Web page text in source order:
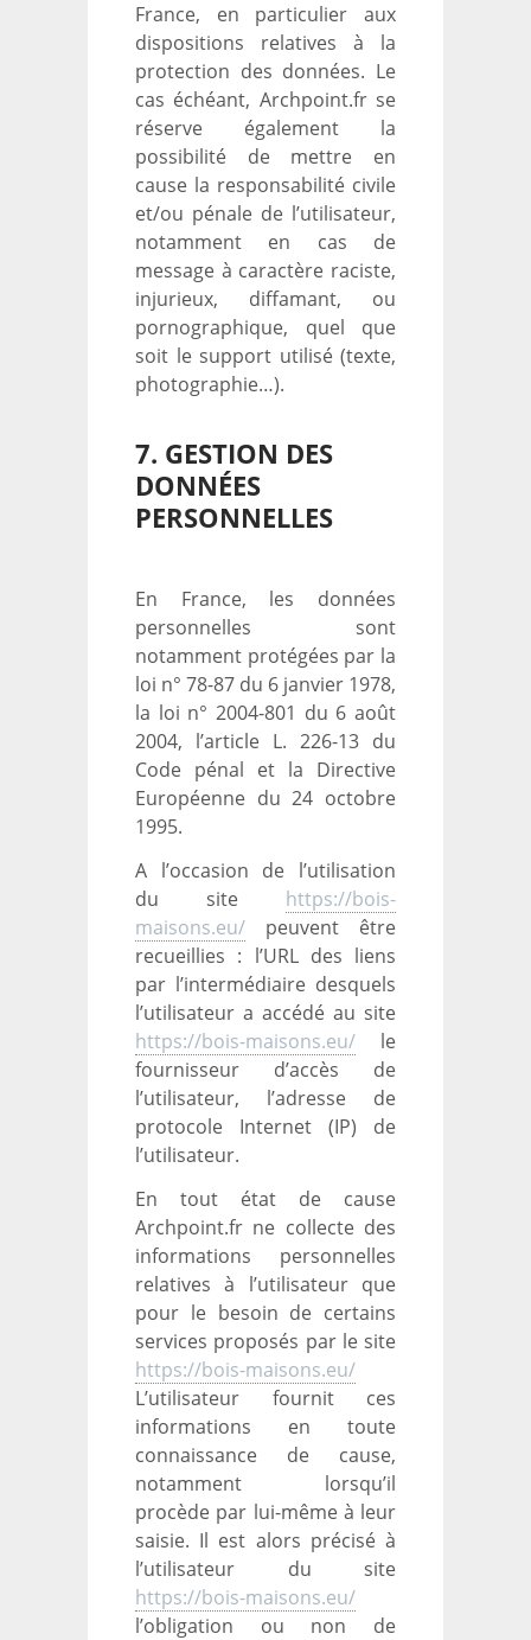
France, en particulier aux
dispositions relatives à la
protection des données. Le
cas échéant, Archpoint.fr se
réserve également la
possibilité de mettre en
cause la responsabilité civile
et/ou pénale de l’utilisateur,
notamment en cas de
message à caractère raciste,
injurieux, diffamant, ou
pornographique, quel que
soit le support utilisé (texte,
photographie…).
7. GESTION DES
DONNÉES
PERSONNELLES
En France, les données
personnelles sont
notamment protégées par la
loi n° 78-87 du 6 janvier 1978,
la loi n° 2004-801 du 6 août
2004, l’article L. 226-13 du
Code pénal et la Directive
Européenne du 24 octobre
1995.
A l’occasion de l’utilisation
du site https://bois-
maisons.eu/ peuvent être
recueillies : l’URL des liens
par l’intermédiaire desquels
l’utilisateur a accédé au site
https://bois-maisons.eu/ le
fournisseur d’accès de
l’utilisateur, l’adresse de
protocole Internet (IP) de
l’utilisateur.
En tout état de cause
Archpoint.fr ne collecte des
informations personnelles
relatives à l’utilisateur que
pour le besoin de certains
services proposés par le site
https://bois-maisons.eu/
L’utilisateur fournit ces
informations en toute
connaissance de cause,
notamment lorsqu’il
procède par lui-même à leur
saisie. Il est alors précisé à
l’utilisateur du site
https://bois-maisons.eu/
l’obligation ou non de